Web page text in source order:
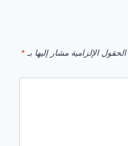
الحقول الإلزامية مشار إليها بـ *